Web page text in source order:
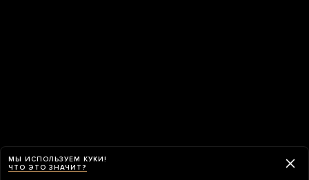
МЫ ИСПОЛЬЗУЕМ КУКИ!
ЧТО ЭТО ЗНАЧИТ?